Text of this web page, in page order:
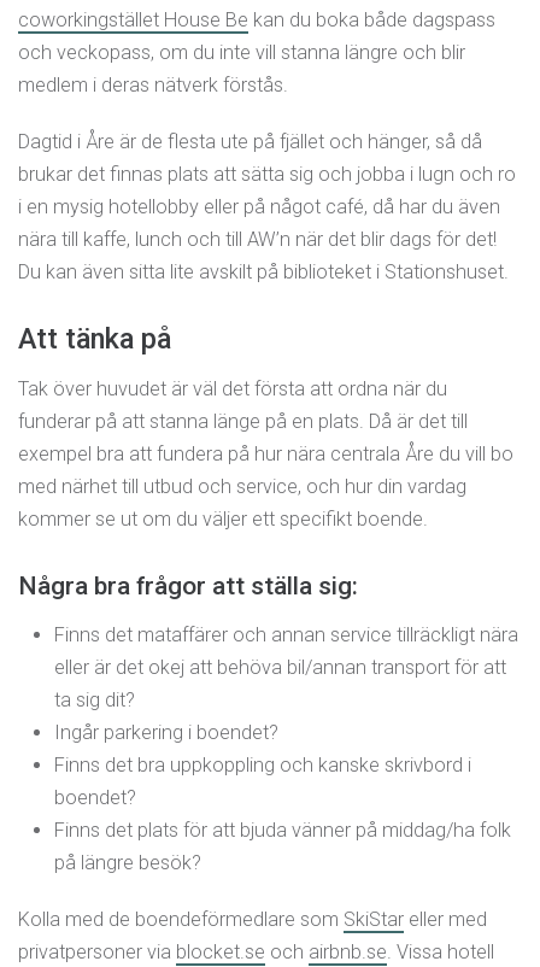
coworkingstället House Be kan du boka både dagspass
och veckopass, om du inte vill stanna längre och blir
medlem i deras nätverk förstås.
Dagtid i Åre är de flesta ute på fjället och hänger, så då
brukar det finnas plats att sätta sig och jobba i lugn och ro
i en mysig hotellobby eller på något café, då har du även
nära till kaffe, lunch och till AW’n när det blir dags för det!
Du kan även sitta lite avskilt på biblioteket i Stationshuset.
Att tänka på
Tak över huvudet är väl det första att ordna när du
funderar på att stanna länge på en plats. Då är det till
exempel bra att fundera på hur nära centrala Åre du vill bo
med närhet till utbud och service, och hur din vardag
kommer se ut om du väljer ett specifikt boende.
Några bra frågor att ställa sig:
Finns det mataffärer och annan service tillräckligt nära
eller är det okej att behöva bil/annan transport för att
ta sig dit?
Ingår parkering i boendet?
Finns det bra uppkoppling och kanske skrivbord i
boendet?
Finns det plats för att bjuda vänner på middag/ha folk
på längre besök?
Kolla med de boendeförmedlare som SkiStar eller med
privatpersoner via blocket.se och airbnb.se. Vissa hotell